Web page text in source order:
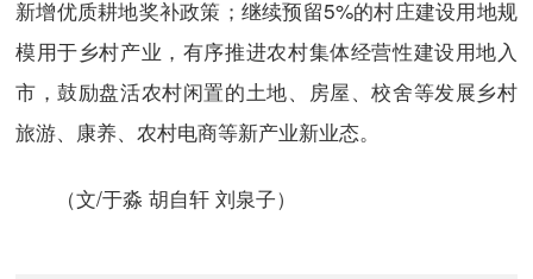
新增优质耕地奖补政策；继续预留5%的村庄建设用地规
模用于乡村产业，有序推进农村集体经营性建设用地入
市，鼓励盘活农村闲置的土地、房屋、校舍等发展乡村
旅游、康养、农村电商等新产业新业态。
（文/于淼 胡自轩 刘泉子）